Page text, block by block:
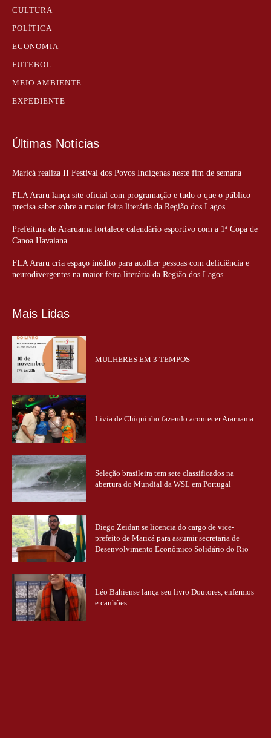
CULTURA
POLÍTICA
ECONOMIA
FUTEBOL
MEIO AMBIENTE
EXPEDIENTE
Últimas Notícias
Maricá realiza II Festival dos Povos Indígenas neste fim de semana
FLA Araru lança site oficial com programação e tudo o que o público
precisa saber sobre a maior feira literária da Região dos Lagos
Prefeitura de Araruama fortalece calendário esportivo com a 1ª Copa de
Canoa Havaiana
FLA Araru cria espaço inédito para acolher pessoas com deficiência e
neurodivergentes na maior feira literária da Região dos Lagos
Mais Lidas
MULHERES EM 3 TEMPOS
Livia de Chiquinho fazendo acontecer Araruama
Seleção brasileira tem sete classificados na
abertura do Mundial da WSL em Portugal
Diego Zeidan se licencia do cargo de vice-
prefeito de Maricá para assumir secretaria de
Desenvolvimento Econômico Solidário do Rio
Léo Bahiense lança seu livro Doutores, enfermos
e canhões